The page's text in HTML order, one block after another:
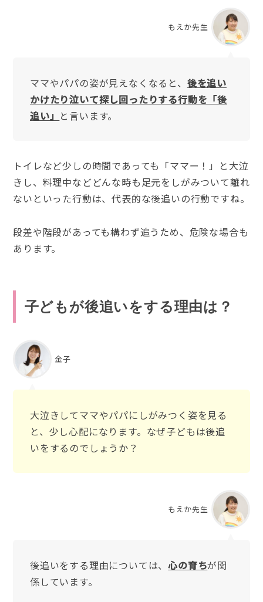
もえか先生
ママやパパの姿が見えなくなると、 後を追い
かけたり泣いて探し回ったりする行動を「後
追い」 と言います。
トイレなど少しの時間であっても「ママー！」と大泣
きし、料理中などどんな時も足元をしがみついて離れ
ないといった行動は、代表的な後追いの行動ですね。
段差や階段があっても構わず追うため、危険な場合も
あります。
子どもが後追いをする理由は？
金子
大泣きしてママやパパにしがみつく姿を見る
と、少し心配になります。なぜ子どもは後追
いをするのでしょうか？
もえか先生
後追いをする理由については、心の育ちが関
係しています。